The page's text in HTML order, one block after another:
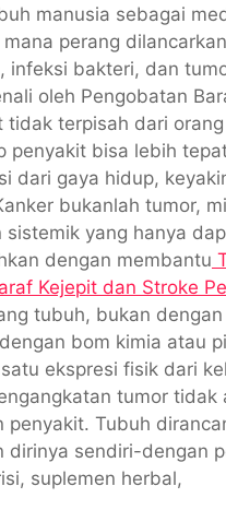
manusia sebagai
perang
infeksi bakteri, dan
oleh Pengobatan
tidak terpisah dari
penyakit bisa lebih
dari gaya hidup,
bukanlah tumor,
sistemik yang hanya
dengan membantu
Kejepit dan Stroke
tubuh, bukan dengan
bom kimia atau
ekspresi fisik dari
tumor tidak
penyakit. Tubuh
dirinya sendiri-dengan
suplemen herbal,